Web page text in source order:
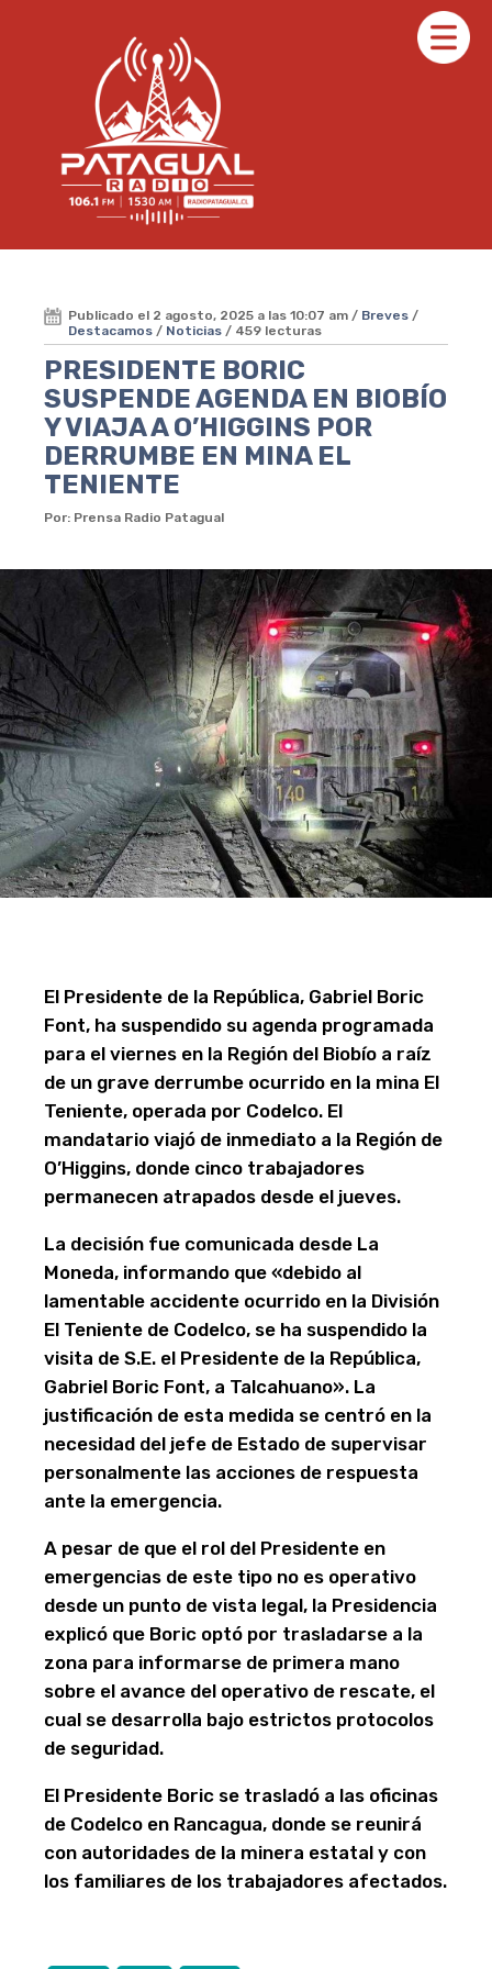
Publicado el 2 agosto, 2025 a las 10:07 am / Breves /
Destacamos / Noticias / 459 lecturas
PRESIDENTE BORIC
SUSPENDE AGENDA EN BIOBÍO
Y VIAJA A O’HIGGINS POR
DERRUMBE EN MINA EL
TENIENTE
Por: Prensa Radio Patagual
El Presidente de la República, Gabriel Boric
Font, ha suspendido su agenda programada
para el viernes en la Región del Biobío a raíz
de un grave derrumbe ocurrido en la mina El
Teniente, operada por Codelco. El
mandatario viajó de inmediato a la Región de
O’Higgins, donde cinco trabajadores
permanecen atrapados desde el jueves.
La decisión fue comunicada desde La
Moneda, informando que «debido al
lamentable accidente ocurrido en la División
El Teniente de Codelco, se ha suspendido la
visita de S.E. el Presidente de la República,
Gabriel Boric Font, a Talcahuano». La
justificación de esta medida se centró en la
necesidad del jefe de Estado de supervisar
personalmente las acciones de respuesta
ante la emergencia.
A pesar de que el rol del Presidente en
emergencias de este tipo no es operativo
desde un punto de vista legal, la Presidencia
explicó que Boric optó por trasladarse a la
zona para informarse de primera mano
sobre el avance del operativo de rescate, el
cual se desarrolla bajo estrictos protocolos
de seguridad.
El Presidente Boric se trasladó a las oficinas
de Codelco en Rancagua, donde se reunirá
con autoridades de la minera estatal y con
los familiares de los trabajadores afectados.